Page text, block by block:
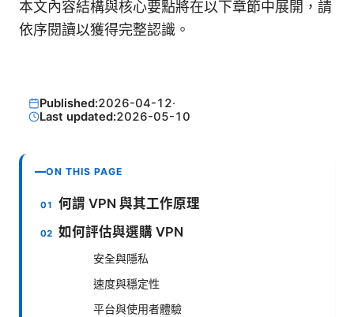
本文內容結構與核心要點將在以下章節中展開，請
依序閱讀以獲得完整認識。
Published:2026-04-12·
Last updated:2026-05-10
ON THIS PAGE
何謂 VPN 與其工作原理
如何評估與選購 VPN
安全與隱私
速度與穩定性
平台與使用者體驗